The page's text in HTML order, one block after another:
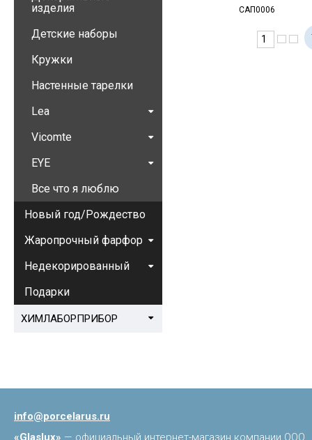
САП0006
изделия
Детские наборы
Кружки
Настенные тарелки
Lea
Vicomte
EYE
Все что я люблю
Новый год/Рождество
Жаропрочный фарфор
Недекорированный
Подарки
ХИМЛАБОРПРИБОР
info@porcelarus.ru
«Glaslux» — официальный интернет-магазин компании ООО